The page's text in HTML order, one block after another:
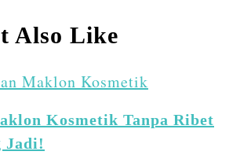
Also Like
Kosmetik Tanpa Ribet
Jadi!